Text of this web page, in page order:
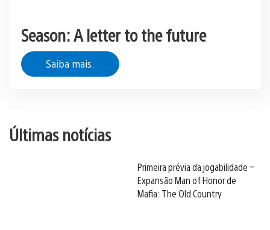
Season: A letter to the future
Saiba mais.
Últimas notícias
Primeira prévia da jogabilidade –
Expansão Man of Honor de
Mafia: The Old Country